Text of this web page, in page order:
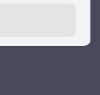
del